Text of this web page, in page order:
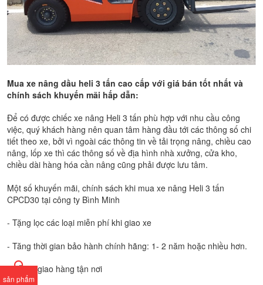
sản phẩm
Mua xe nâng dầu heli 3 tấn cao cấp với giá bán tốt nhất và
chính sách khuyến mãi hấp dẫn:
Để có được chiếc xe nâng Heli 3 tấn phù hợp với nhu cầu công
việc, quý khách hàng nên quan tâm hàng đầu tới các thông số chi
tiết theo xe, bởi vì ngoài các thông tin về tải trọng nâng, chiều cao
nâng, lốp xe thì các thông số về địa hình nhà xưởng, cửa kho,
chiều dài hàng hóa cần nâng cũng phải được lưu tâm.
Một số khuyến mãi, chính sách khi mua xe nâng Heli 3 tấn
CPCD30 tại công ty Bình Minh
- Tặng lọc các loại miễn phí khi giao xe
- Tăng thời gian bảo hành chính hãng: 1- 2 năm hoặc nhiều hơn.
- Hỗ trợ giao hàng tận nơi